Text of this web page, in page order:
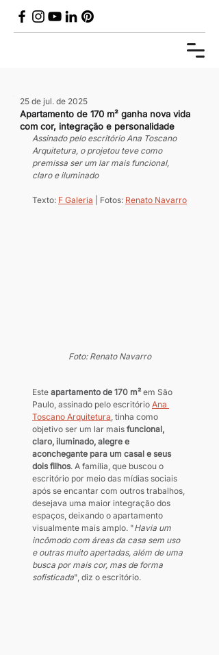
Apartamento de 170 m² ganha nova vida
com cor, integração e personalidade
25 de jul. de 2025
Assinado pelo escritório Ana Toscano
Arquitetura, o projetou teve como
premissa ser um lar mais funcional,
claro e iluminado
Texto: F Galeria | Fotos: Renato Navarro
Foto: Renato Navarro
Este apartamento de 170 m² em São
Paulo, assinado pelo escritório Ana
Toscano Arquitetura , tinha como
objetivo ser um lar mais funcional,
claro, iluminado, alegre e
aconchegante para um casal e seus
dois filhos. A família, que buscou o
escritório por meio das mídias sociais
após se encantar com outros trabalhos,
desejava uma maior integração dos
espaços, deixando o apartamento
visualmente mais amplo. "Havia um
incômodo com áreas da casa sem uso
e outras muito apertadas, além de uma
busca por mais cor, mas de forma
sofisticada", diz o escritório.